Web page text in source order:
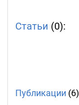
Статьи (0):
Публикации (6)